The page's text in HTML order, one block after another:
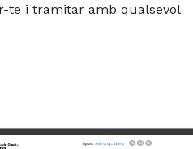
te i tramitar amb qualsevol